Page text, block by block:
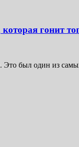
гонит
Это был один из